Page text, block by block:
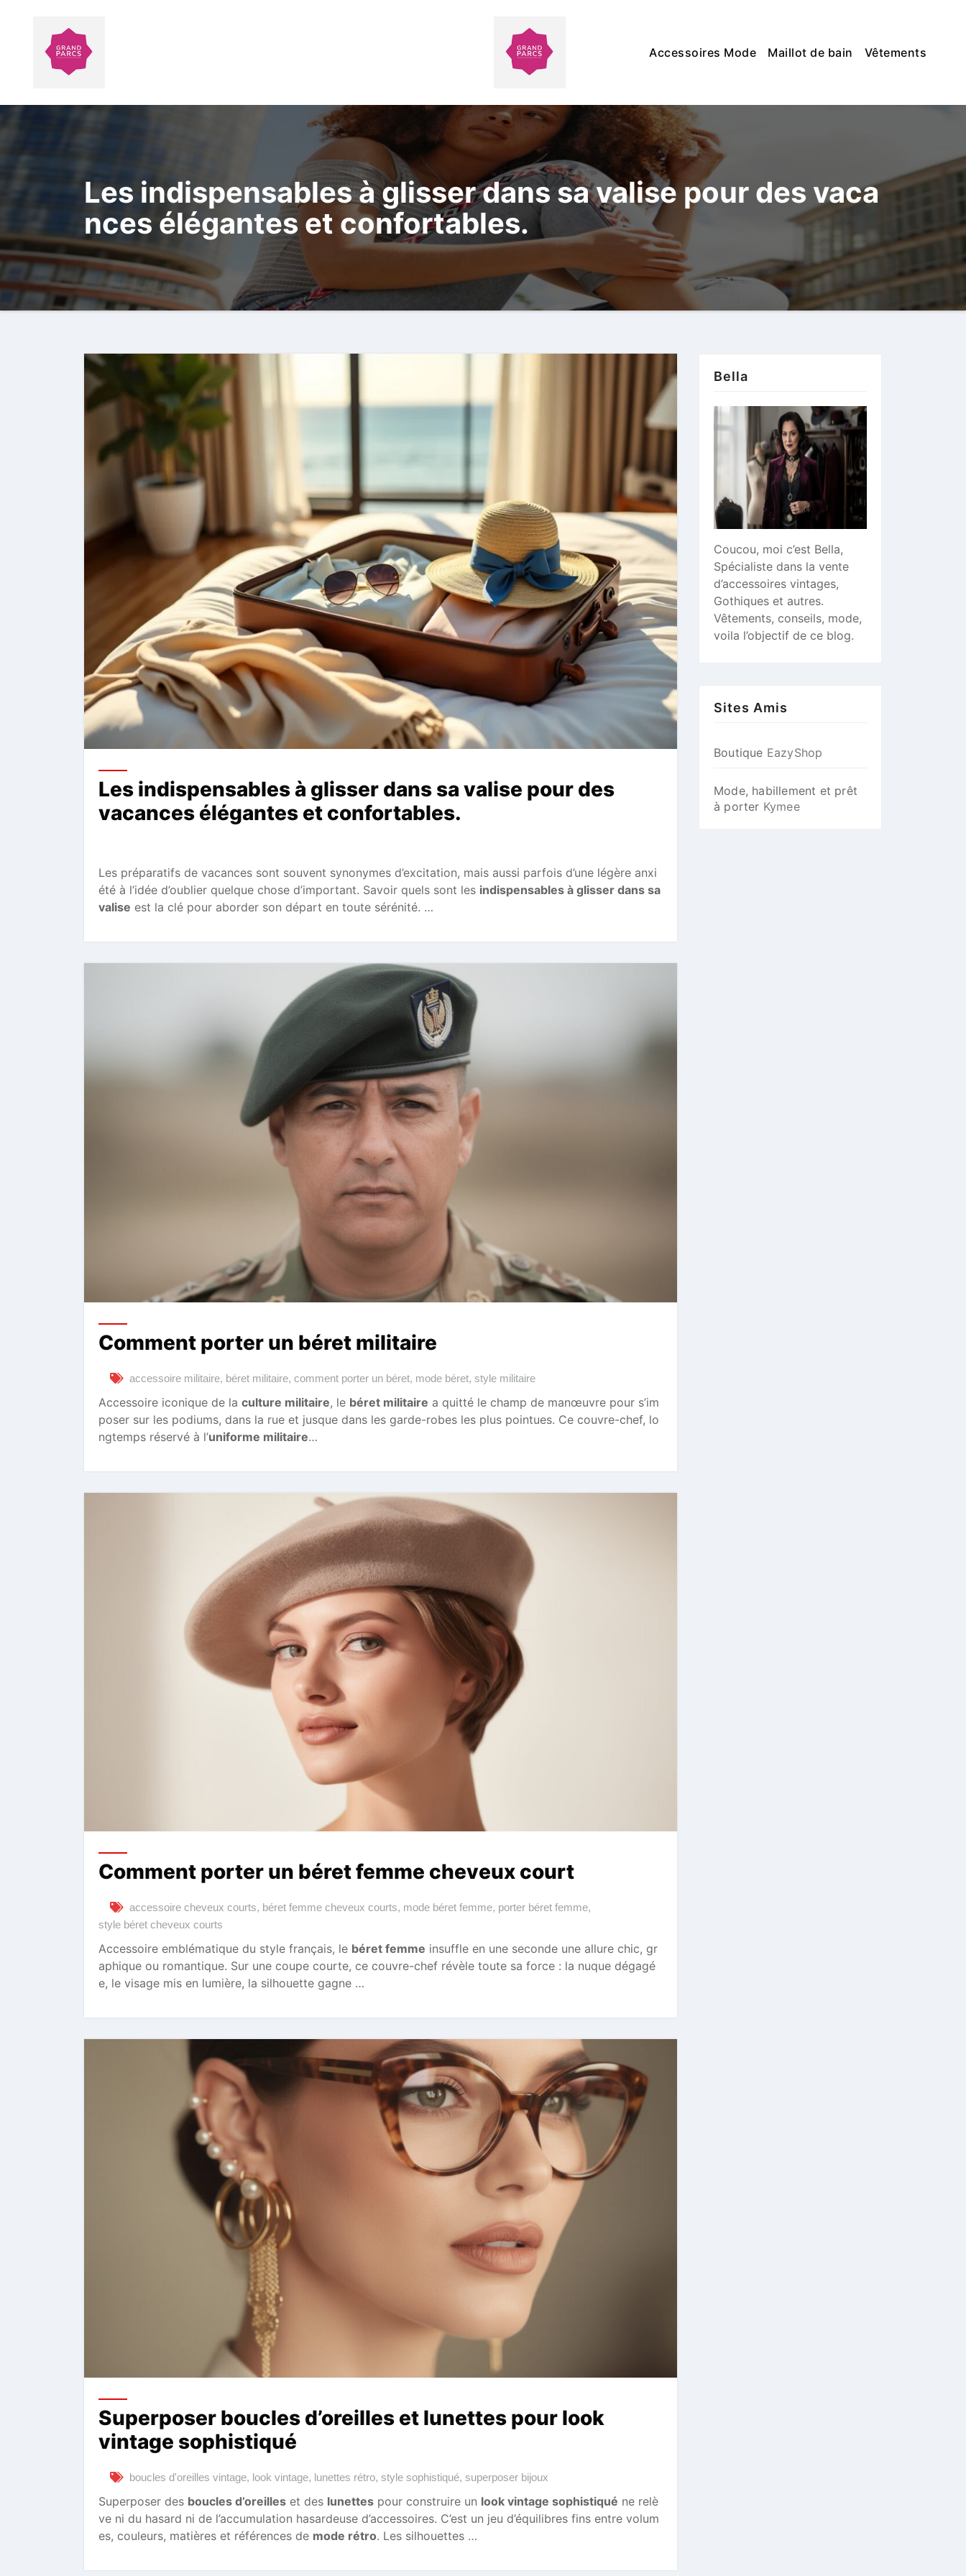
Accessoires Mode Maillot de bain Vêtements
Les indispensables à glisser dans sa valise pour des vaca
nces élégantes et confortables.
Les indispensables à glisser dans sa valise pour des
vacances élégantes et confortables.
Les préparatifs de vacances sont souvent synonymes d’excitation, mais aussi parfois d’une légère anxi
été à l’idée d’oublier quelque chose d’important. Savoir quels sont les indispensables à glisser dans sa
valise est la clé pour aborder son départ en toute sérénité. …
Comment porter un béret militaire
accessoire militaire, béret militaire, comment porter un béret, mode béret, style militaire
Accessoire iconique de la culture militaire, le béret militaire a quitté le champ de manœuvre pour s’im
poser sur les podiums, dans la rue et jusque dans les garde-robes les plus pointues. Ce couvre-chef, lo
ngtemps réservé à l’uniforme militaire…
Comment porter un béret femme cheveux court
accessoire cheveux courts, béret femme cheveux courts, mode béret femme, porter béret femme,
style béret cheveux courts
Accessoire emblématique du style français, le béret femme insuffle en une seconde une allure chic, gr
aphique ou romantique. Sur une coupe courte, ce couvre-chef révèle toute sa force : la nuque dégagé
e, le visage mis en lumière, la silhouette gagne …
Superposer boucles d’oreilles et lunettes pour look
vintage sophistiqué
boucles d'oreilles vintage, look vintage, lunettes rétro, style sophistiqué, superposer bijoux
Superposer des boucles d’oreilles et des lunettes pour construire un look vintage sophistiqué ne relè
ve ni du hasard ni de l’accumulation hasardeuse d’accessoires. C’est un jeu d’équilibres fins entre volum
es, couleurs, matières et références de mode rétro. Les silhouettes …
Bella
Coucou, moi c’est Bella,
Spécialiste dans la vente
d’accessoires vintages,
Gothiques et autres.
Vêtements, conseils, mode,
voila l’objectif de ce blog.
Sites Amis
Boutique EazyShop
Mode, habillement et prêt
à porter Kymee